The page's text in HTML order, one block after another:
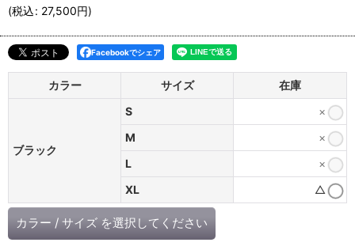
(税込: 27,500円)
Facebookでシェア
カラー サイズ 在庫
ブラック
S
×
M
×
L
×
XL
△
カラー / サイズ を選択してください